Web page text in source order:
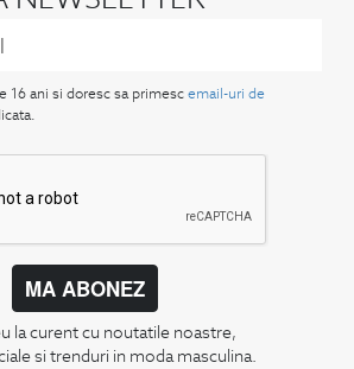
16 ani si doresc sa primesc email-uri de
MA ABONEZ
la curent cu noutatile noastre,
si trenduri in moda masculina.